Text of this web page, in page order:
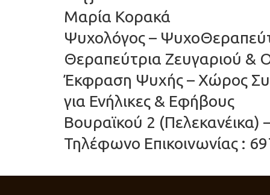
Μαρία Κορακά
Ψυχολόγος –
Θεραπεύτρια Ζευγαριού &
Έκφραση Ψυχής – Χώρος
για Ενήλικες & Εφήβους
Βουραϊκού 2 (Πελεκανέικα)
Τηλέφωνο Επικοινωνίας :